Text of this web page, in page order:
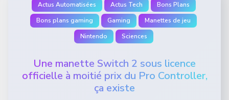
Actus Automatisées Actus Tech
Bons Plans
Bons plans gaming
Gaming
Manettes de jeu
Nintendo
Sciences
Une manette Switch 2 sous licence
officielle à moitié prix du Pro Controller,
ça existe